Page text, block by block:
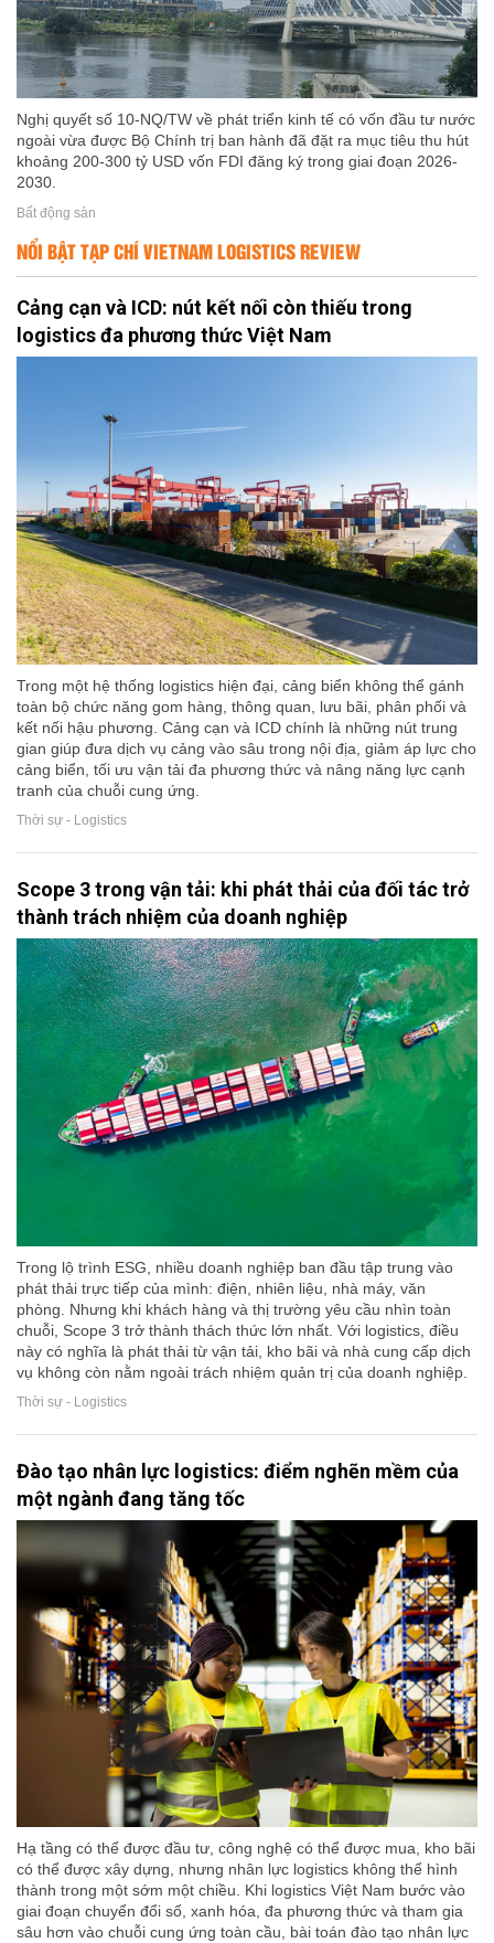
Nghị quyết số 10-NQ/TW về phát triển kinh tế có vốn đầu tư nước
ngoài vừa được Bộ Chính trị ban hành đã đặt ra mục tiêu thu hút
khoảng 200-300 tỷ USD vốn FDI đăng ký trong giai đoạn 2026-
2030.
Bất động sản
NỔI BẬT TẠP CHÍ VIETNAM LOGISTICS REVIEW
Cảng cạn và ICD: nút kết nối còn thiếu trong
logistics đa phương thức Việt Nam
Trong một hệ thống logistics hiện đại, cảng biển không thể gánh
toàn bộ chức năng gom hàng, thông quan, lưu bãi, phân phối và
kết nối hậu phương. Cảng cạn và ICD chính là những nút trung
gian giúp đưa dịch vụ cảng vào sâu trong nội địa, giảm áp lực cho
cảng biển, tối ưu vận tải đa phương thức và nâng năng lực cạnh
tranh của chuỗi cung ứng.
Thời sự - Logistics
Scope 3 trong vận tải: khi phát thải của đối tác trở
thành trách nhiệm của doanh nghiệp
Trong lộ trình ESG, nhiều doanh nghiệp ban đầu tập trung vào
phát thải trực tiếp của mình: điện, nhiên liệu, nhà máy, văn
phòng. Nhưng khi khách hàng và thị trường yêu cầu nhìn toàn
chuỗi, Scope 3 trở thành thách thức lớn nhất. Với logistics, điều
này có nghĩa là phát thải từ vận tải, kho bãi và nhà cung cấp dịch
vụ không còn nằm ngoài trách nhiệm quản trị của doanh nghiệp.
Thời sự - Logistics
Đào tạo nhân lực logistics: điểm nghẽn mềm của
một ngành đang tăng tốc
Hạ tầng có thể được đầu tư, công nghệ có thể được mua, kho bãi
có thể được xây dựng, nhưng nhân lực logistics không thể hình
thành trong một sớm một chiều. Khi logistics Việt Nam bước vào
giai đoạn chuyển đổi số, xanh hóa, đa phương thức và tham gia
sâu hơn vào chuỗi cung ứng toàn cầu, bài toán đào tạo nhân lực